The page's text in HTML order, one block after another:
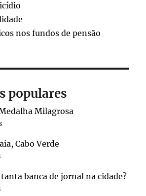
nos fundos de pensão
populares
Milagrosa
Cabo Verde
banca de jornal na cidade?